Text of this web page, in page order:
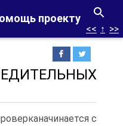
проекту
<< ↑ >>
с